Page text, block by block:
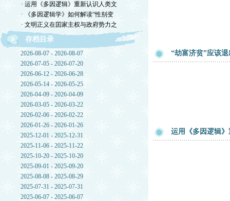
· 运用《多因逻辑》重新认识人类文
· 《多因逻辑学》如何解读“性别变
· 文明正义在囯家主权与政府势力之
存档目录
2026-08-07 - 2026-08-07
2026-07-05 - 2026-07-20
2026-06-12 - 2026-06-28
2026-05-14 - 2026-05-25
2026-04-09 - 2026-04-09
2026-03-05 - 2026-03-22
2026-02-06 - 2026-02-22
2026-01-26 - 2026-01-26
2025-12-01 - 2025-12-31
2025-11-06 - 2025-11-22
2025-10-20 - 2025-10-20
2025-09-01 - 2025-09-20
2025-08-08 - 2025-08-29
2025-07-31 - 2025-07-31
2025-06-07 - 2025-06-07
“劫富济贫”应该
运用《多因逻辑